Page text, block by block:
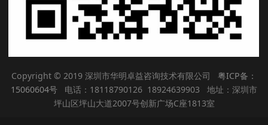
Copyright © 2019 深圳市华明卓益咨询技术有限公司 粤ICP备：
15060604号 电话：18118790126 18924639903 地址：深圳市
坪山区坪山大道2007号创新广场C座1813室